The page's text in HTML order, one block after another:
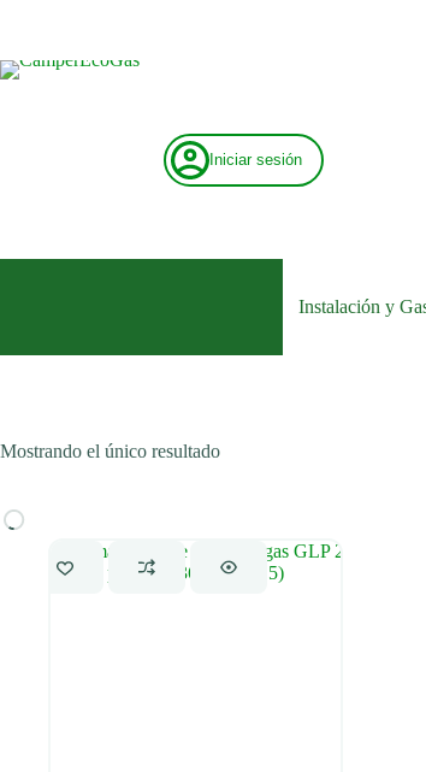
Iniciar sesión
Instalación y
Mostrando el único resultado